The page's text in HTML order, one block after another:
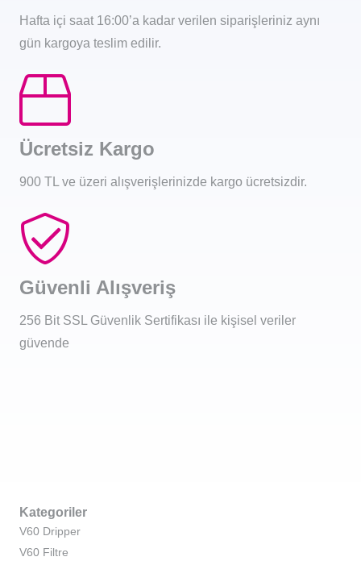
Hafta içi saat 16:00’a kadar verilen siparişleriniz aynı
gün kargoya teslim edilir.
Ücretsiz Kargo
900 TL ve üzeri alışverişlerinizde kargo ücretsizdir.
Güvenli Alışveriş
256 Bit SSL Güvenlik Sertifikası ile kişisel veriler
güvende
Kategoriler
V60 Dripper
V60 Filtre